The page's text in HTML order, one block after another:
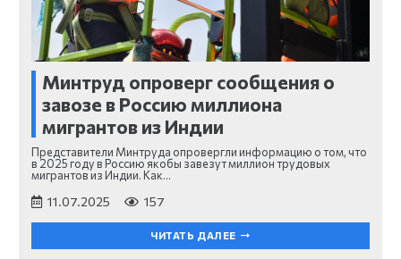
Минтруд опроверг сообщения о
завозе в Россию миллиона
мигрантов из Индии
Представители Минтруда опровергли информацию о том, что
в 2025 году в Россию якобы завезут миллион трудовых
мигрантов из Индии. Как…
11.07.2025 157
ЧИТАТЬ ДАЛЕЕ